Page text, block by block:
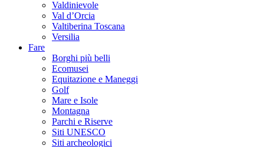
Valdinievole
Val d’Orcia
Valtiberina Toscana
Versilia
Fare
Borghi più belli
Ecomusei
Equitazione e Maneggi
Golf
Mare e Isole
Montagna
Parchi e Riserve
Siti UNESCO
Siti archeologici